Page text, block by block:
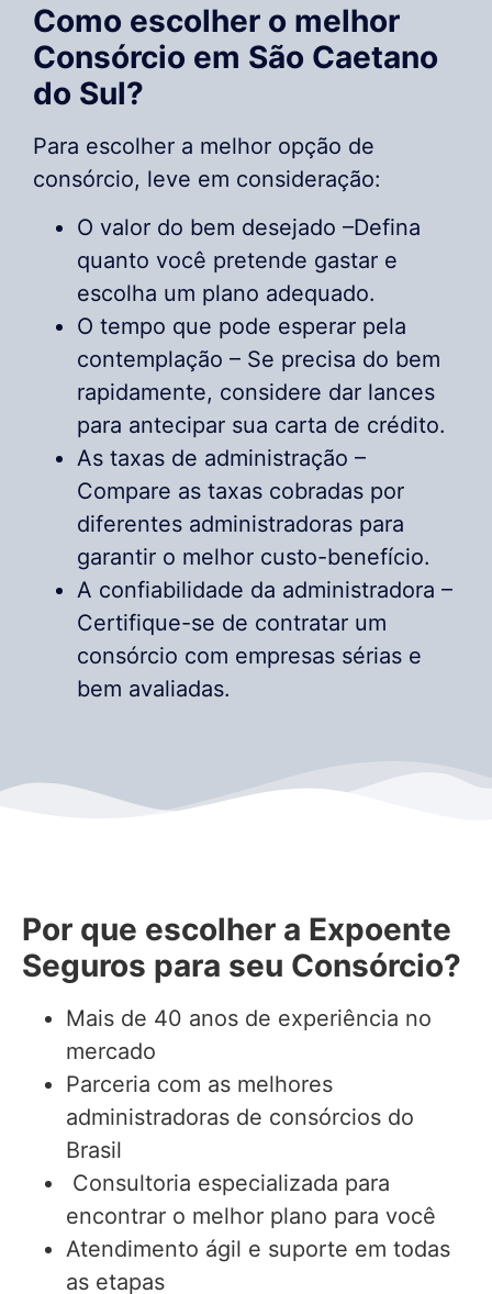
Como escolher o melhor
Consórcio em São Caetano
do Sul?
Para escolher a melhor opção de
consórcio, leve em consideração:
O valor do bem desejado –Defina
quanto você pretende gastar e
escolha um plano adequado.
O tempo que pode esperar pela
contemplação – Se precisa do bem
rapidamente, considere dar lances
para antecipar sua carta de crédito.
As taxas de administração –
Compare as taxas cobradas por
diferentes administradoras para
garantir o melhor custo-benefício.
A confiabilidade da administradora –
Certifique-se de contratar um
consórcio com empresas sérias e
bem avaliadas.
Por que escolher a Expoente
Seguros para seu Consórcio?
Mais de 40 anos de experiência no
mercado
Parceria com as melhores
administradoras de consórcios do
Brasil
Consultoria especializada para
encontrar o melhor plano para você
Atendimento ágil e suporte em todas
as etapas